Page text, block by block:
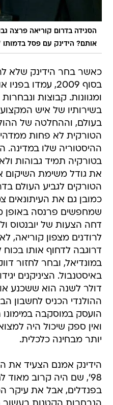
הסגידה בדרום קוריאה פרצה
אותם? הידינק עם פסל בדמותו
כאשר בחר הידינק שלא
בסוף 2009, עמדו
ומגוונות. קבוצות
בשירותיו של איש המקצוע
בעולם, וההחלטה של
הטורקית לא פחות
ההיסטוריה שלו במדינה.
בטורקיה תמיד גבוהות ולא
את גודל משימת השיקום
הטורקים לגביע העולם
כמובן גם את העיתונאים
שמחפשים פרנסה באופן
דחה הצעות של יובנטוס
לרודנים מצפון קוריאה,
דרוגבה לדחוף אותו
במונדיאל, ובחר לחזור
באיסטנבול. הציניקנים
דולר לשנה הוא ששכנע
ההולנדי הכניס לחשבון
הועסק במוסקבה
ואין ספק שיכול היה
יותר מבחינה כלכלית.
הידינק אמנם הצעיד את
98', שם היה קרוב מאוד
בפנדלים, אבל את עיקר